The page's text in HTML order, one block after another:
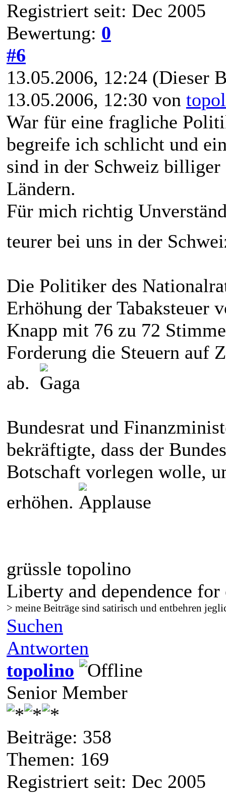
Registriert seit: Dec 2005
Bewertung: 0
#6
13.05.2006, 12:24 (Dieser
13.05.2006, 12:30 von
War für eine fragliche
begreife ich schlicht und
sind in der Schweiz billiger
Ländern.
Für mich richtig
teurer bei uns in der
Die Politiker des
Erhöhung der Tabaksteuer
Knapp mit 76 zu 72
Forderung die Steuern auf
ab.
Bundesrat und
bekräftigte, dass der
Botschaft vorlegen wolle,
erhöhen.
grüssle topolino
Liberty and dependence for
> meine Beiträge sind satirisch und entbehren
Suchen
Antworten
topolino
Senior Member
Beiträge: 358
Themen: 169
Registriert seit: Dec 2005